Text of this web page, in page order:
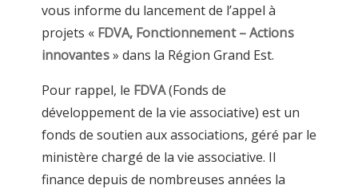
vous informe du lancement de l’appel à
projets « FDVA, Fonctionnement – Actions
innovantes» dans la Région Grand Est.
Pour rappel, le FDVA(Fonds de
développement de la vie associative) est un
fonds de soutien aux associations, géré par le
ministère chargé de la vie associative. Il
finance depuis de nombreuses années la